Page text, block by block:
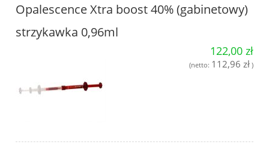
Opalescence Xtra boost 40% (gabinetowy)
strzykawka 0,96ml
122,00 zł
(netto: 112,96 zł )